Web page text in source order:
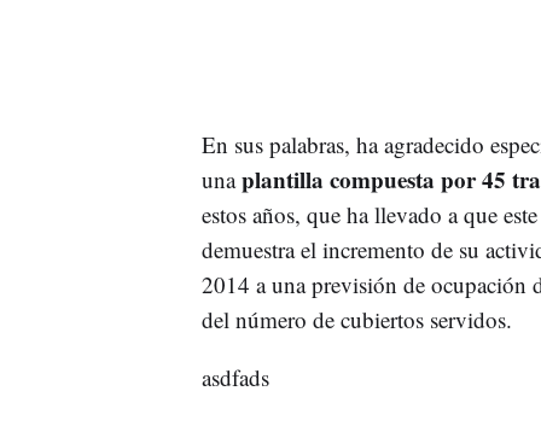
En sus palabras, ha agradecido
unaplantilla compuesta por 45
estos años, que ha llevado a que
demuestra el incremento de su
2014 a una previsión de ocupación
del número de cubiertos servidos.
asdfads